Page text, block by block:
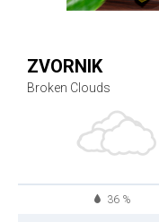
ZVORNIK
Broken Clouds
36 %